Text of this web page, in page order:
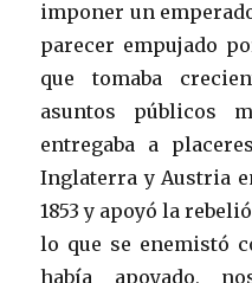
imponer un
parecer empujado
que tomaba
asuntos públicos
entregaba a
Inglaterra y Austria
1853 y apoyó la
lo que se enemistó
había apoyado,